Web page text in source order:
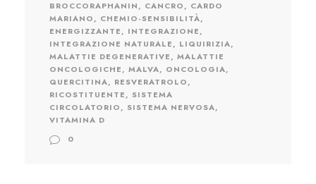
BROCCORAPHANIN, CANCRO, CARDO
MARIANO, CHEMIO-SENSIBILITÀ,
ENERGIZZANTE, INTEGRAZIONE,
INTEGRAZIONE NATURALE, LIQUIRIZIA,
MALATTIE DEGENERATIVE, MALATTIE
ONCOLOGICHE, MALVA, ONCOLOGIA,
QUERCITINA, RESVERATROLO,
RICOSTITUENTE, SISTEMA
CIRCOLATORIO, SISTEMA NERVOSA,
VITAMINA D
0